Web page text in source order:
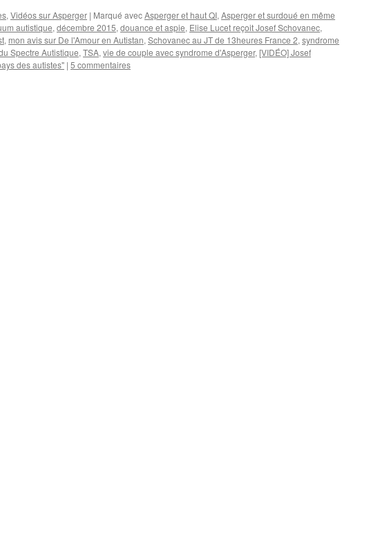
, Vidéos sur Asperger | Marqué avecAsperger et haut QI, Asperger et surdoué en même
autistique, décembre 2015, douance et aspie, Elise Lucet reçoit Josef Schovanec,
, mon avis sur De l'Amour en Autistan, Schovanec au JT de 13heures France 2, syndrome
Spectre Autistique, TSA, vie de couple avec syndrome d'Asperger, [VIDÉO] Josef
des autistes" | 5 commentaires